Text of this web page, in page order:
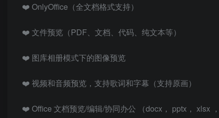
❤️ OnlyOffice（全文档格式支持）
❤️ 文件预览（PDF、文档、代码、纯文本等）
❤️ 图库相册模式下的图像预览
❤️ 视频和音频预览，支持歌词和字幕（支持原画）
❤️ Office 文档预览/编辑/协同办公 （docx， pptx， xlsx